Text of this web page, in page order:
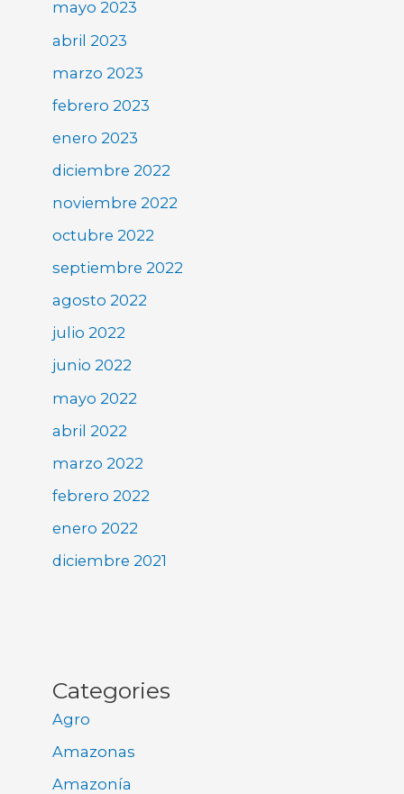
mayo 2023
abril 2023
marzo 2023
febrero 2023
enero 2023
diciembre 2022
noviembre 2022
octubre 2022
septiembre 2022
agosto 2022
julio 2022
junio 2022
mayo 2022
abril 2022
marzo 2022
febrero 2022
enero 2022
diciembre 2021
Categories
Agro
Amazonas
Amazonía